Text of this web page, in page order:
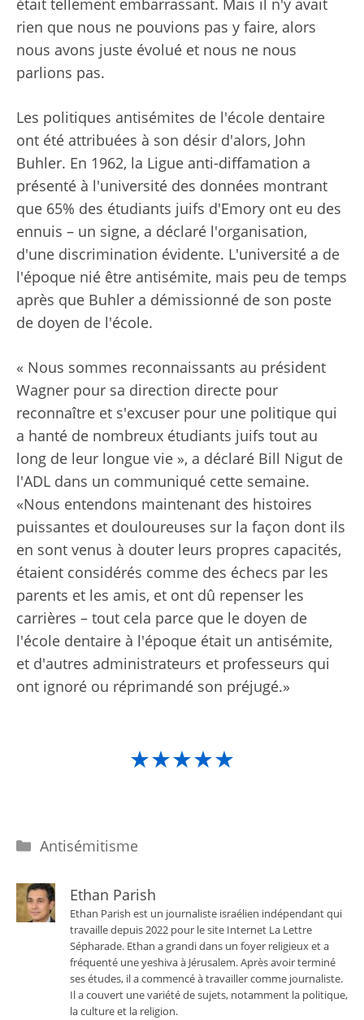
rien que nous ne pouvions pas y faire, alors
nous avons juste évolué et nous ne nous
parlions pas.
Les politiques antisémites de l'école dentaire
ont été attribuées à son désir d'alors, John
Buhler. En 1962, la Ligue anti-diffamation a
présenté à l'université des données montrant
que 65% des étudiants juifs d'Emory ont eu des
ennuis – un signe, a déclaré l'organisation,
d'une discrimination évidente. L'université a de
l'époque nié être antisémite, mais peu de temps
après que Buhler a démissionné de son poste
de doyen de l'école.
« Nous sommes reconnaissants au président
Wagner pour sa direction directe pour
reconnaître et s'excuser pour une politique qui
a hanté de nombreux étudiants juifs tout au
long de leur longue vie », a déclaré Bill Nigut de
l'ADL dans un communiqué cette semaine.
«Nous entendons maintenant des histoires
puissantes et douloureuses sur la façon dont ils
en sont venus à douter leurs propres capacités,
étaient considérés comme des échecs par les
parents et les amis, et ont dû repenser les
carrières – tout cela parce que le doyen de
l'école dentaire à l'époque était un antisémite,
et d'autres administrateurs et professeurs qui
ont ignoré ou réprimandé son préjugé.»
★★★★★
Catégories
Antisémitisme
Ethan Parish
Ethan Parish est un journaliste israélien indépendant qui
travaille depuis 2022 pour le site Internet La Lettre
Sépharade. Ethan a grandi dans un foyer religieux et a
fréquenté une yeshiva à Jérusalem. Après avoir terminé
ses études, il a commencé à travailler comme journaliste.
Il a couvert une variété de sujets, notamment la politique,
la culture et la religion.